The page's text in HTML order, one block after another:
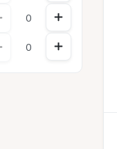
Incremento
Incremento